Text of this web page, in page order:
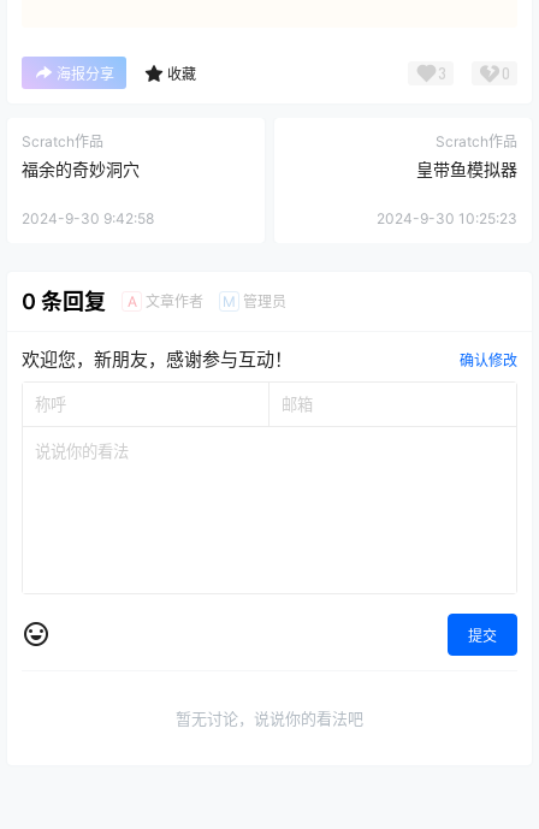
海报分享 收藏 3 0
Scratch作品
福余的奇妙洞穴
2024-9-30 9:42:58
Scratch作品
皇带鱼模拟器
2024-9-30 10:25:23
0 条回复 A 文章作者 M 管理员
欢迎您，新朋友，感谢参与互动！ 确认修改
提交
暂无讨论，说说你的看法吧